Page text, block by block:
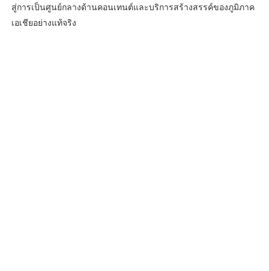
สู่การเป็นศูนย์กลางด้านคอนเทนต์และบริการสร้างสรรค์ของภูมิภาค
เอเชียอย่างแท้จริง